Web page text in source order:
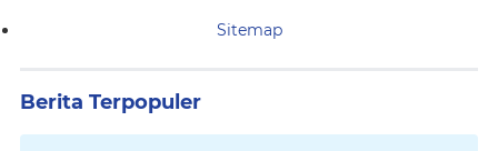
Sitemap
Berita Terpopuler